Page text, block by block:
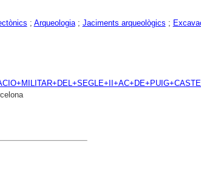
; Arqueologia; Jaciments arqueològics ;